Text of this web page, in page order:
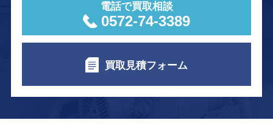
電話で買取相談
0572-74-3389
買取見積フォーム